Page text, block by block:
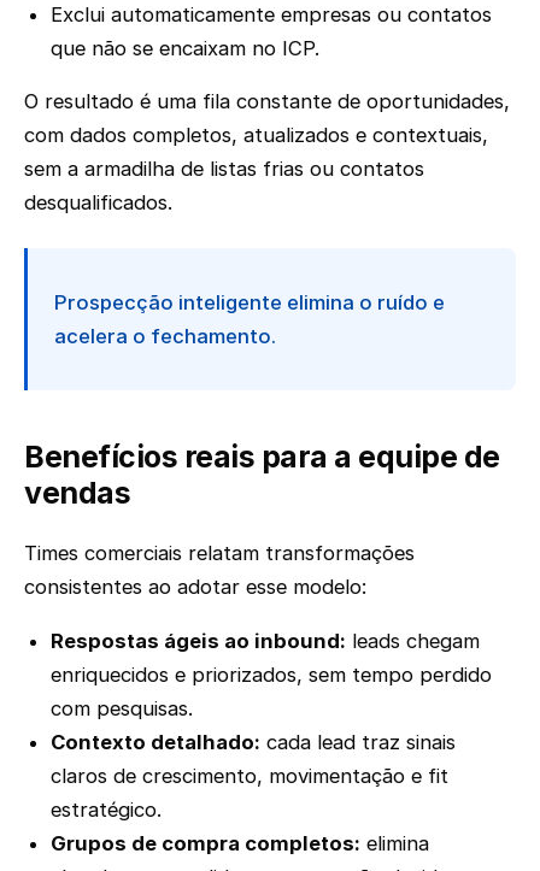
Exclui automaticamente empresas ou contatos
que não se encaixam no ICP.
O resultado é uma fila constante de oportunidades,
com dados completos, atualizados e contextuais,
sem a armadilha de listas frias ou contatos
desqualificados.
Prospecção inteligente elimina o ruído e
acelera o fechamento.
Benefícios reais para a equipe de
vendas
Times comerciais relatam transformações
consistentes ao adotar esse modelo:
Respostas ágeis ao inbound: leads chegam
enriquecidos e priorizados, sem tempo perdido
com pesquisas.
Contexto detalhado: cada lead traz sinais
claros de crescimento, movimentação e fit
estratégico.
Grupos de compra completos: elimina